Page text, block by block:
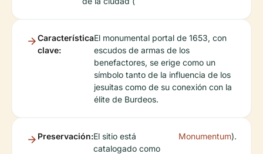
Característica
clave:
El monumental portal de 1653, con
escudos de armas de los
benefactores, se erige como un
símbolo tanto de la influencia de los
jesuitas como de su conexión con la
élite de Burdeos.
Preservación:El sitio está
catalogado como
Monumentum).